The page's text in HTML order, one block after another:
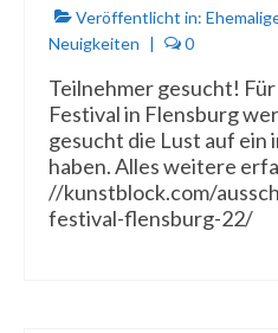
Veröffentlicht in:
Neuigkeiten | 0
Teilnehmer gesucht!
Festival in Flensburg
gesucht die Lust auf ein
haben. Alles weitere
//kunstblock.com/
festival-flensburg-22/